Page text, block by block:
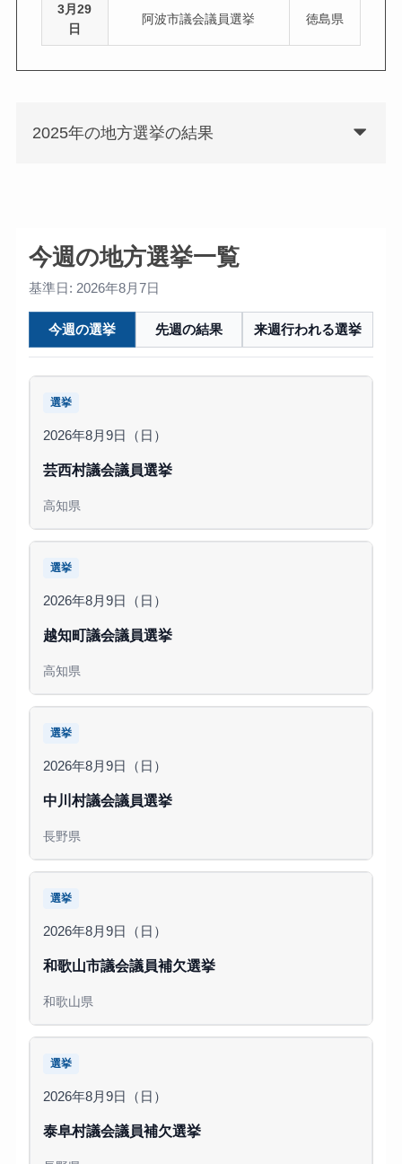
3月29
日
阿波市議会議員選挙 徳島県
2025年の地方選挙の結果
今週の地方選挙一覧
基準日: 2026年8月7日
今週の選挙 先週の結果 来週行われる選挙
選挙
2026年8月9日（日）
芸西村議会議員選挙
高知県
選挙
2026年8月9日（日）
越知町議会議員選挙
高知県
選挙
2026年8月9日（日）
中川村議会議員選挙
長野県
選挙
2026年8月9日（日）
和歌山市議会議員補欠選挙
和歌山県
選挙
2026年8月9日（日）
泰阜村議会議員補欠選挙